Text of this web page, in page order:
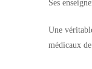
Ses
Une
médicaux